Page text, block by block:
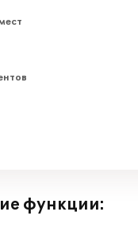
функции: